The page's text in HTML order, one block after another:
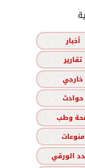
أخبار
تقارير
خارجي
حوادث
وطب
منوعات
الورقي